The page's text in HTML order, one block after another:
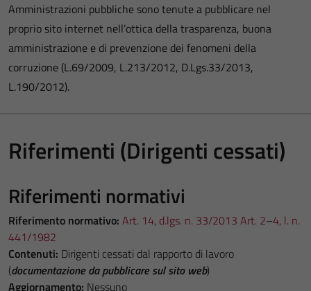
Amministrazioni pubbliche sono tenute a pubblicare nel
proprio sito internet nell’ottica della trasparenza, buona
amministrazione e di prevenzione dei fenomeni della
corruzione (L.69/2009, L.213/2012, D.Lgs.33/2013,
L.190/2012).
Riferimenti (Dirigenti cessati)
Riferimenti normativi
Riferimento normativo: Art. 14, d.lgs. n. 33/2013 Art. 2–4, l. n.
441/1982
Contenuti: Dirigenti cessati dal rapporto di lavoro
(documentazione da pubblicare sul sito web)
Aggiornamento: Nessuno